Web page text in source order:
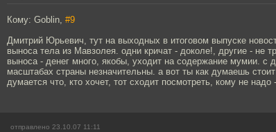
Кому: Goblin, #9
Дмитрий Юрьевич, тут на выходных в итоговом выпуске
выноса тела из Мавзолея. одни кричат - доколе!, другие - не
выноса - денег много, якобы, уходит на содержание мумии. с
масштабах страны незначительны. а вот ты как думаешь
думается что, кто хочет, тот сходит посмотреть, кому не
отправлено 23.10.07 11:11